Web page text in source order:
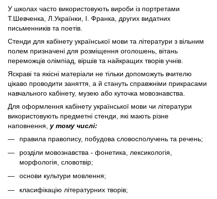
У школах часто використовують вироби із портретами
Т.Шевченка, Л.Українки, І. Франка, других видатних
письменників та поетів.
Стенди для кабінету української мови та літератури з вільним
полем призначені для розміщення оголошень, вітань
переможців олімпіад, віршів та найкращих творів учнів.
Яскраві та якісні матеріали не тільки допоможуть вчителю
цікаво проводити заняття, а й стануть справжніми прикрасами
навчального кабінету, музею або куточка мовознавства.
Для оформлення кабінету української мови чи літератури
використовують предметні стенди, які мають різне
наповнення, у тому числі:
правила правопису, побудова словосполучень та речень;
розділи мовознавства - фонетика, лексикологія,
морфологія, словотвір;
основи культури мовлення;
класифікацію літературних творів;